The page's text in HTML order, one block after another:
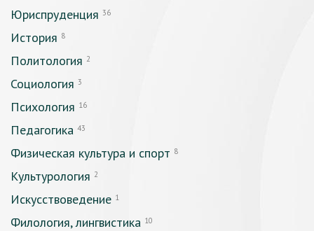
Юриспруденция 36
История 8
Политология 2
Социология 3
Психология 16
Педагогика 43
Физическая культура и спорт 8
Культурология 2
Искусствоведение 1
Филология, лингвистика 10